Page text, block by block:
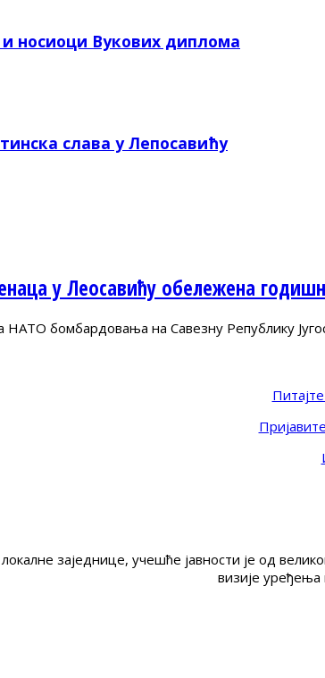
носиоци Вукових диплома
слава у Лепосавићу
у Леосавићу обележена
бомбардовања на Савезну Републику
заједнице, учешће јавности је од
визије